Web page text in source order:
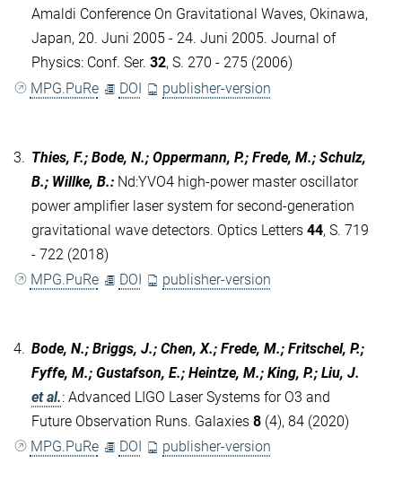
Amaldi Conference On Gravitational Waves, Okinawa,
Japan, 20. Juni 2005 - 24. Juni 2005. Journal of
Physics: Conf. Ser. 32, S. 270 - 275 (2006)
MPG.PuRe
DOI publisher-version
3. Thies, F.; Bode, N.; Oppermann, P.; Frede, M.; Schulz,
B.; Willke, B.: Nd:YVO4 high-power master oscillator
power amplifier laser system for second-generation
gravitational wave detectors. Optics Letters 44, S. 719
- 722 (2018)
MPG.PuRe
DOI publisher-version
4. Bode, N.; Briggs, J.; Chen, X.; Frede, M.; Fritschel, P.;
Fyffe, M.; Gustafson, E.; Heintze, M.; King, P.; Liu, J.
et al.: Advanced LIGO Laser Systems for O3 and
Future Observation Runs. Galaxies 8 (4), 84 (2020)
MPG.PuRe
DOI publisher-version